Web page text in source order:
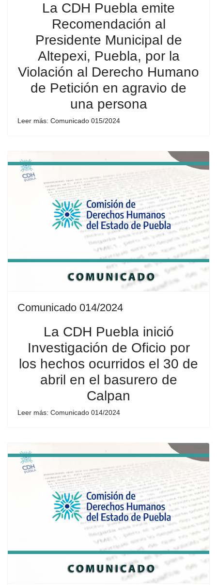
La CDH Puebla emite
Recomendación al
Presidente Municipal de
Altepexi, Puebla, por la
Violación al Derecho Humano
de Petición en agravio de
una persona
Leer más: Comunicado 015/2024
Comunicado 014/2024
La CDH Puebla inició
Investigación de Oficio por
los hechos ocurridos el 30 de
abril en el basurero de
Calpan
Leer más: Comunicado 014/2024